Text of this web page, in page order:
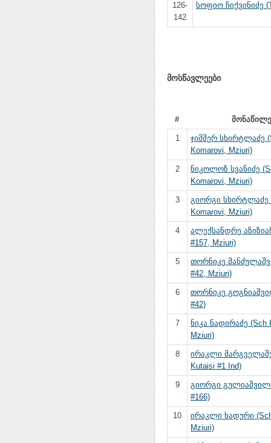
126-
142
სოფიო ჩიქვინიძე
მოსწავლეები
# მონაწილე
1
ჯიმშერ სხირტლაძე
Komarovi, Mziuri)
2
ნიკოლოზ სვანიძე
Komarovi, Mziuri)
3
გიორგი სხირტლაძე
Komarovi, Mziuri)
4
ალექსანდრე
#157, Mziuri)
5
თორნიკე
#42, Mziuri)
6
თორნიკე
#42)
7
ნიკა ნადირაძე (Sch
Mziuri)
8
ირაკლი
Kutaisi #1 Ind)
9
გიორგი
#166)
10
ირაკლი ხადური
Mziuri)